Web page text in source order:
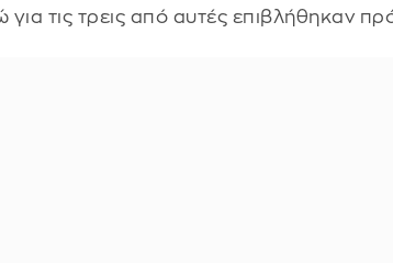
για τις τρεις από αυτές επιβλήθηκαν